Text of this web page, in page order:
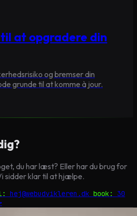
at opgradere din
og bremser din
grunde til at komme à jour.
du har læst? Eller har du brug for
sidder klar til at hjælpe.
hej@webudvikleren.dk book:
30